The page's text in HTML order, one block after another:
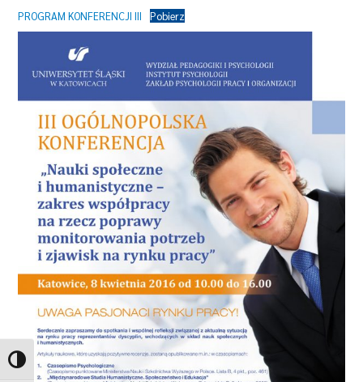
Toggle High Contrast
PROGRAM KONFERENCJI III Pobierz